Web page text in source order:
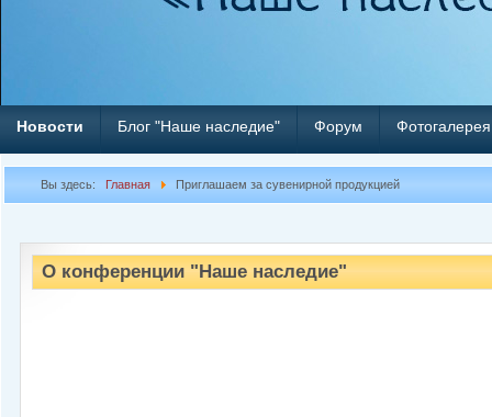
Новости Блог "Наше наследие" Форум Фотогалерея
Вы здесь: Главная Приглашаем за сувенирной продукцией
О конференции "Наше наследие"